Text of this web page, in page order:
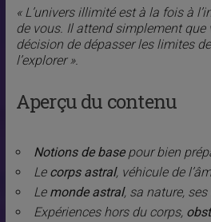
« L’univers illimité est à la fois à
de vous. Il attend simplement que
décision de dépasser les limites
l’explorer ».
Aperçu du contenu
Notions de basepour bien
Le corps astral, véhicule de
Le monde astral, sa nature, ses
Expériences hors du corps,